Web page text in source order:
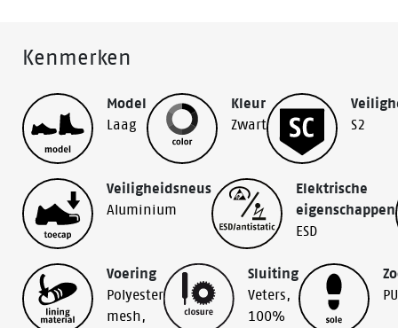
Kenmerken
Model
Laag
Kleur
Zwart
S2
Veiligheidsneus
Aluminium
Elektrische
eigenschappen
ESD
Voering
Polyester
mesh,
Sluiting
Veters,
100%